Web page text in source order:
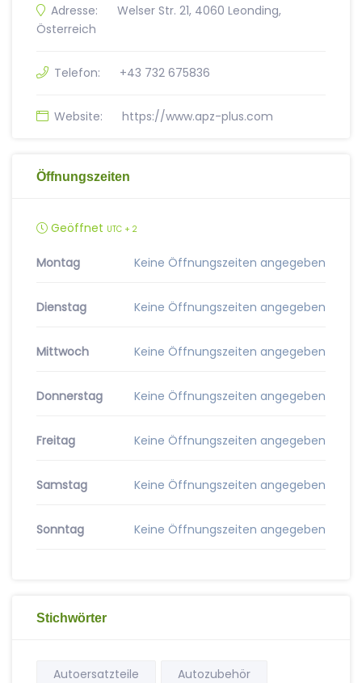
Adresse:
Welser Str. 21, 4060 Leonding,
Österreich
Telefon: +43 732 675836
Website: https://www.apz-plus.com
Öffnungszeiten
Geöffnet UTC + 2
Montag Keine Öffnungszeiten angegeben
Dienstag Keine Öffnungszeiten angegeben
Mittwoch Keine Öffnungszeiten angegeben
Donnerstag Keine Öffnungszeiten angegeben
Freitag Keine Öffnungszeiten angegeben
Samstag Keine Öffnungszeiten angegeben
Sonntag Keine Öffnungszeiten angegeben
Stichwörter
Autoersatzteile
Autozubehör